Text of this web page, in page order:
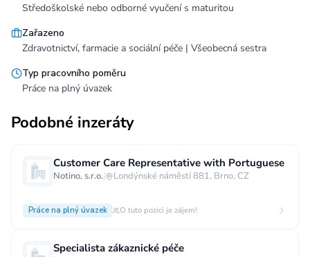
Středoškolské nebo odborné vyučení s maturitou
Zařazeno
Zdravotnictví, farmacie a sociální péče | Všeobecná sestra
Typ pracovního poměru
Práce na plný úvazek
Podobné inzeráty
Customer Care Representative with Portuguese
Notino, s.r.o.| Londýnské náměstí 881, Brno, CZ
Práce na plný úvazek O tuto pozici je zájem!
Specialista zákaznické péče